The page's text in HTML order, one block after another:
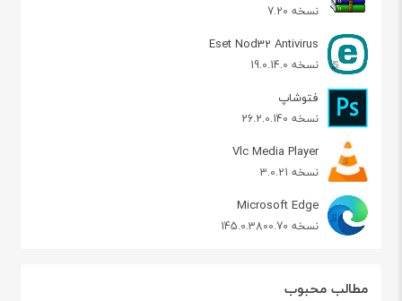
نسخه 7.20
Eset Nod32 Antivirus
نسخه 19.0.14.0
فتوشاپ
نسخه 26.2.0.140
Vlc Media Player
نسخه 3.0.21
Microsoft Edge
نسخه 145.0.3800.70
مطالب محبوب